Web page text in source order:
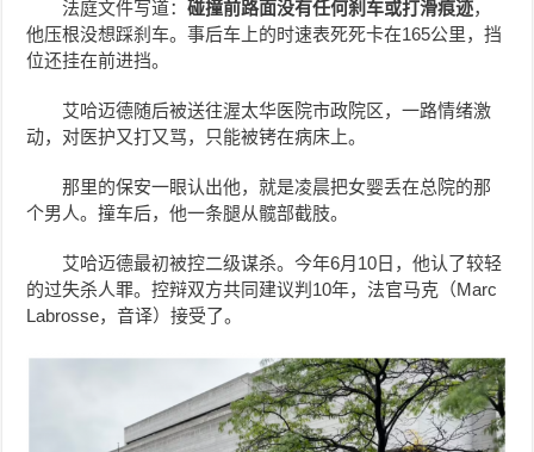
法庭文件写道：碰撞前路面没有任何刹车或打滑痕迹，
他压根没想踩刹车。事后车上的时速表死死卡在165公里，挡
位还挂在前进挡。
艾哈迈德随后被送往渥太华医院市政院区，一路情绪激
动，对医护又打又骂，只能被铐在病床上。
那里的保安一眼认出他，就是凌晨把女婴丢在总院的那
个男人。撞车后，他一条腿从髋部截肢。
艾哈迈德最初被控二级谋杀。今年6月10日，他认了较轻
的过失杀人罪。控辩双方共同建议判10年，法官马克（Marc
Labrosse，音译）接受了。